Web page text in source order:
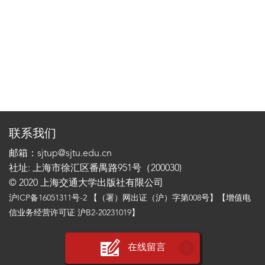
联系我们
邮箱：sjtup@sjtu.edu.cn
社址: 上海市徐汇区番禺路951号（200030)
© 2020 上海交通大学出版社有限公司
沪ICP备16051311号-2 【（署）网出证（沪）字第008号】【增值电
信业务经营许可证 沪B2-20231019】
在线留言